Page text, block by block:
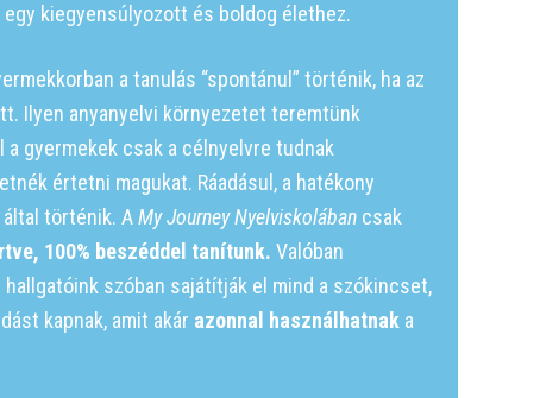
kiegyensúlyozott és boldog élethez.
a tanulás “spontánul” történik, ha az
Ilyen anyanyelvi környezetet teremtünk
a gyermekek csak a célnyelvre tudnak
értetni magukat. Ráadásul, a hatékony
történik. AMy Journey Nyelviskolában csak
, 100% beszéddel tanítunk. Valóban
szóban sajátítják el mind a szókincset,
kapnak, amit akár azonnal használhatnak a